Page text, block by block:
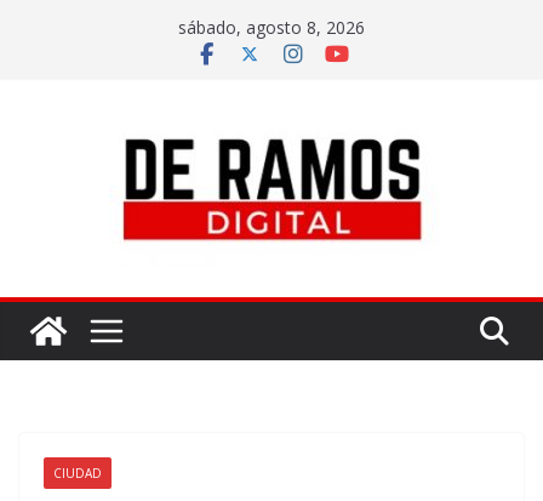
sábado, agosto 8, 2026
CIUDAD